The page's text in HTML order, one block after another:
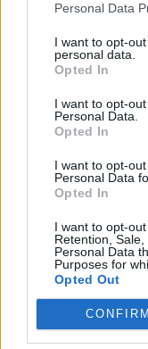
Personal Data
I want to opt-
personal data.
Opted In
I want to opt-
Personal Data.
Opted In
I want to opt-
Personal Data
Opted In
I want to opt-
Retention,
Personal Data
Purposes for
Opted Out
CONFIRM
Όλοι οι κριτές
ανάμεσα στα
παρουσίαση της
και ο beatboxer